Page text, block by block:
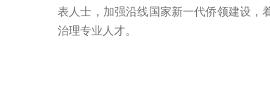
表人士，加强沿线国家新一代侨领建设，
治理专业人才。